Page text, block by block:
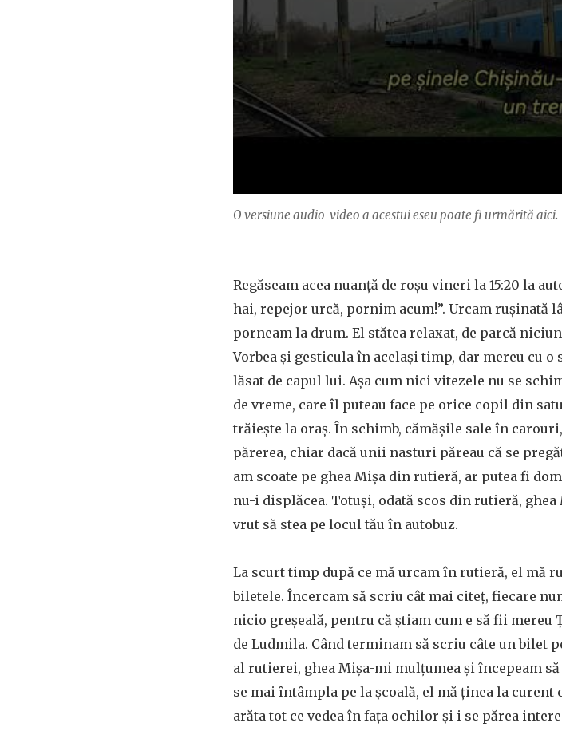
O versiune audio-video a acestui eseu poate fi urmărită aici.
Regăseam acea nuanță de roșu vineri la 15:20 la
hai, repejor urcă, pornim acum!”. Urcam rușinată
porneam la drum. El stătea relaxat, de parcă
Vorbea și gesticula în același timp, dar mereu cu
lăsat de capul lui. Așa cum nici vitezele nu se
de vreme, care îl puteau face pe orice copil din
trăiește la oraș. În schimb, cămășile sale în
părerea, chiar dacă unii nasturi păreau că se
am scoate pe ghea Mișa din rutieră, ar putea fi
nu-i displăcea. Totuși, odată scos din rutieră,
vrut să stea pe locul tău în autobuz.
La scurt timp după ce mă urcam în rutieră, el mă
biletele. Încercam să scriu cât mai citeț, fiecare
nicio greșeală, pentru că știam cum e să fii
de Ludmila. Când terminam să scriu câte un bilet
al rutierei, ghea Mișa-mi mulțumea și începeam să
se mai întâmpla pe la școală, el mă ținea la curent
arăta tot ce vedea în fața ochilor și i se părea